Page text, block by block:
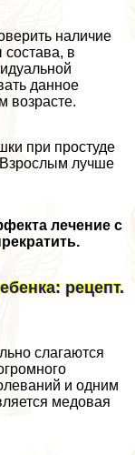
наличие
состава, в
данное
возрасте.
при простуде
Взрослым лучше
лечение с
рецепт.
слагаются
и одним
медовая